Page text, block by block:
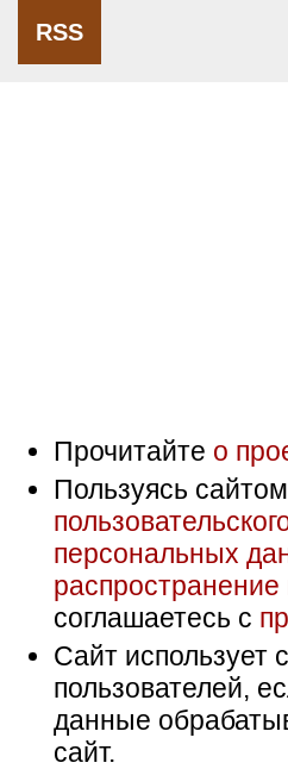
RSS
Прочитайте о
Пользуясь
персональных
соглашаетесь с
Сайт использует
пользователей,
данные
сайт.